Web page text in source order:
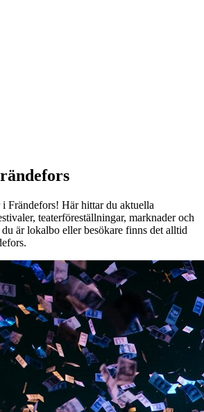
Frändefors! Här hittar du aktuella
teaterföreställningar, marknader och
är lokalbo eller besökare finns det alltid